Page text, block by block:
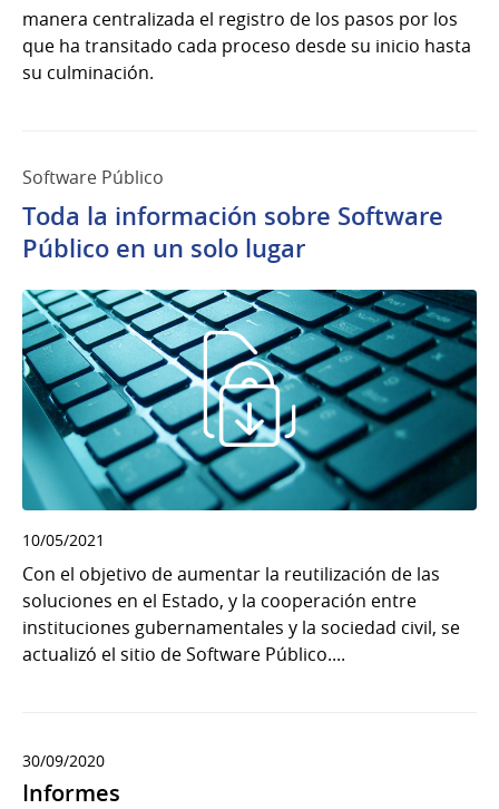
manera centralizada el registro de los pasos por los
que ha transitado cada proceso desde su inicio hasta
su culminación.
Software Público
Toda la información sobre Software
Público en un solo lugar
10/05/2021
Con el objetivo de aumentar la reutilización de las
soluciones en el Estado, y la cooperación entre
instituciones gubernamentales y la sociedad civil, se
actualizó el sitio de Software Público....
30/09/2020
Informes